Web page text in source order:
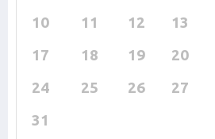
10
11 12 13
17
18 19 20
24
25 26 27
31